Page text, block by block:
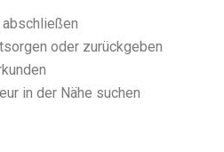
oder zurückgeben
in der Nähe suchen